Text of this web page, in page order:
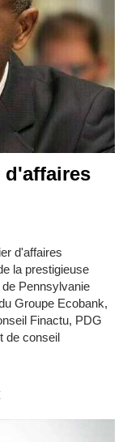
d'affaires
d'affaires
la prestigieuse
Pennsylvanie
Groupe Ecobank,
Finactu, PDG
de conseil